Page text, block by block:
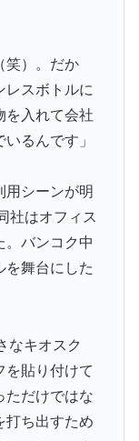
笑）。だか
レスボトルに
を入れて会社
るんです」
用シーンが明
社はオフィス
。バンコク中
を舞台にした
なキオスク
を貼り付けて
ただけではな
打ち出すため